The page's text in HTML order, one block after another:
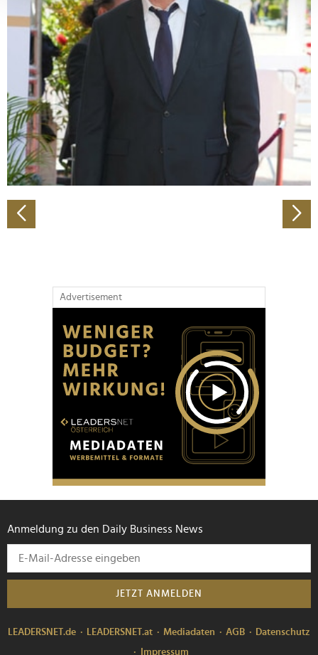
verarbeitet werden, und legen Sie Ihre Präferenzen im
Abschnitt Einzelheiten
fest.
Wir verwenden Cookies, um Inhalte und Anzeigen zu
personalisieren, Funktionen für soziale Medien anbieten
zu können und die Zugriffe auf unsere Website zu
analysieren. Außerdem geben wir Informationen zu Ihrer
Verwendung unserer Website an unsere Partner für
soziale Medien, Werbung und Analysen weiter. Unsere
Partner führen diese Informationen möglicherweise mit
weiteren Daten zusammen, die Sie ihnen bereitgestellt
gesammelt haben.
Advertisement
Anmeldung zu den Daily Business News
JETZT ANMELDEN
LEADERSNET.de LEADERSNET.at Mediadaten AGB
Datenschutz
Impressum